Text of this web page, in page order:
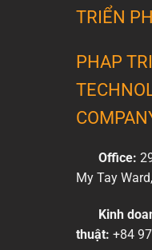
TRIỂN
PHAP
Office:
My Tay
Kinh
thuật: +84